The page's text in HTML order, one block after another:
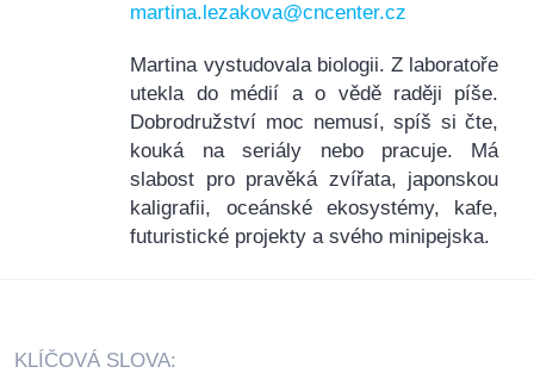
martina.lezakova@cncenter.cz
Martina vystudovala biologii. Z laboratoře
utekla do médií a o vědě raději píše.
Dobrodružství moc nemusí, spíš si čte,
kouká na seriály nebo pracuje. Má
slabost pro pravěká zvířata, japonskou
kaligrafii, oceánské ekosystémy, kafe,
futuristické projekty a svého minipejska.
KLÍČOVÁ SLOVA: